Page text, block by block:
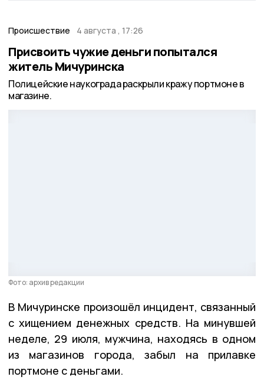
Происшествие 4 августа , 17:26
Присвоить чужие деньги попытался
житель Мичуринска
Полицейские наукограда раскрыли кражу портмоне в
магазине.
Фото: архив редакции
В Мичуринске произошёл инцидент, связанный
с хищением денежных средств. На минувшей
неделе, 29 июля, мужчина, находясь в одном
из магазинов города, забыл на прилавке
портмоне с деньгами.